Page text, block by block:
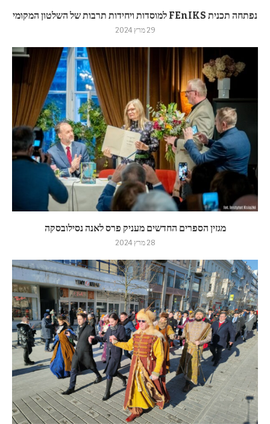
נפתחה תכנית FEnIKS למוסדות ויחידות תרבות של השלטון המקומי
29 מרץ 2024
מגזין הספרים החדשים מעניק פרס לאנה נסילובסקה
28 מרץ 2024